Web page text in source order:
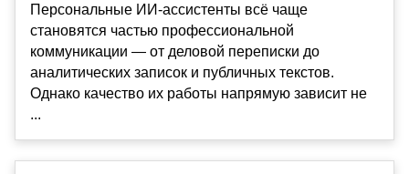
Персональные ИИ-ассистенты всё чаще
становятся частью профессиональной
коммуникации — от деловой переписки до
аналитических записок и публичных текстов.
Однако качество их работы напрямую зависит не
...